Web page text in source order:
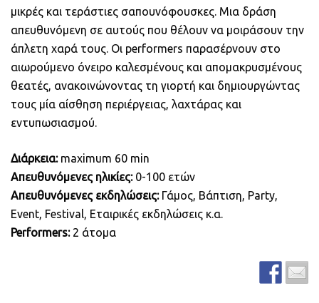
μικρές και τεράστιες σαπουνόφουσκες. Μια δράση
απευθυνόμενη σε αυτούς που θέλουν να μοιράσουν την
άπλετη χαρά τους. Οι performers παρασέρνουν στο
αιωρούμενο όνειρο καλεσμένους και απομακρυσμένους
θεατές, ανακοινώνοντας τη γιορτή και δημιουργώντας
τους μία αίσθηση περιέργειας, λαχτάρας και
εντυπωσιασμού.
Διάρκεια:maximum 60 min
Απευθυνόμενες ηλικίες:0-100 ετών
Απευθυνόμενες εκδηλώσεις: Γάμος, Βάπτιση, Party,
Event, Festival, Εταιρικές εκδηλώσεις κ.α.
Performers:2 άτομα